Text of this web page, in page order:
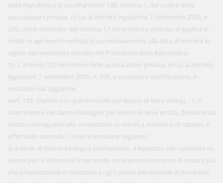
della Repubblica di cui all'articolo 138, comma 1, del codice delle
assicurazioni private, di cui al decreto legislativo 7 settembre 2005, n.
209, come sostituito dal comma 17 del presente articolo, si applica ai
sinistri e agli eventi verificatisi successivamente alla data di entrata in
vigore del medesimo decreto del Presidente della Repubblica.
19. L'articolo 139 del codice delle assicurazioni private, di cui al decreto
legislativo 7 settembre 2005, n. 209, e successive modificazioni, è
sostituito dal seguente:
«Art. 139. (Danno non patrimoniale per lesioni di lieve entità). - 1. Il
risarcimento del danno biologico per lesioni di lieve entità, derivanti da
sinistri conseguenti alla circolazione di veicoli a motore e di natanti, è
effettuato secondo i criteri e le misure seguenti:
a) a titolo di danno biologico permanente, è liquidato per i postumi da
lesioni pari o inferiori al 9 per cento un importo crescente in misura più
che proporzionale in relazione a ogni punto percentuale di invalidità;